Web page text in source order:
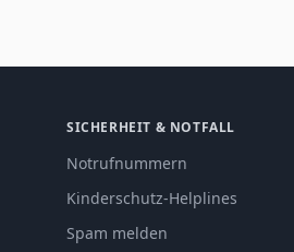
SICHERHEIT & NOTFALL
Notrufnummern
Kinderschutz-Helplines
Spam melden